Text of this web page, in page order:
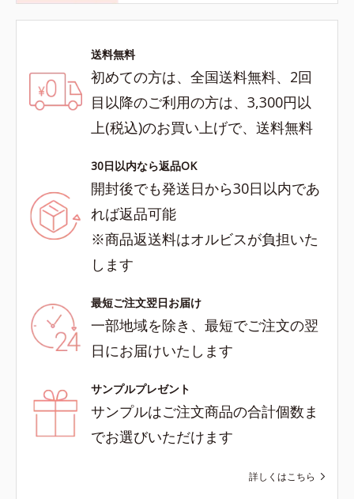
送料無料
初めての方は、全国送料無料、2回
目以降のご利用の方は、3,300円以
上(税込)のお買い上げで、送料無料
30日以内なら返品OK
開封後でも発送日から30日以内であ
れば返品可能
※商品返送料はオルビスが負担いた
します
最短ご注文翌日お届け
一部地域を除き、最短でご注文の翌
日にお届けいたします
サンプルプレゼント
サンプルはご注文商品の合計個数ま
でお選びいただけます
詳しくはこちら